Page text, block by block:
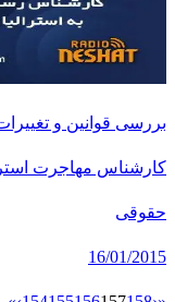
بررسی قوانین و
کارشناس مهاجرت
حقوقی
16/01/2015